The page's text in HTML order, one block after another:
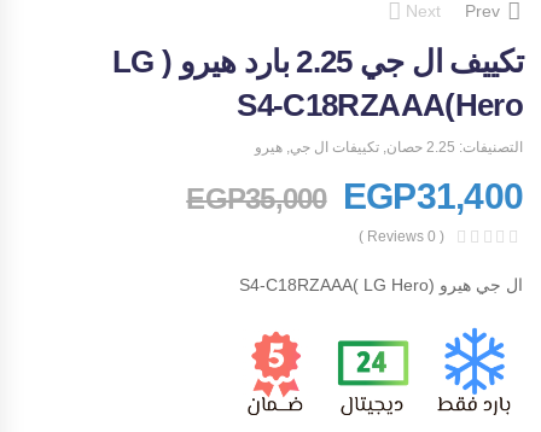
Next
تكييف ال جي 2.25 بارد هيرو ( LG
Hero)S4-C18RZAAA
التصنيفات: 2.25 حصان , تكييفات ال جي, هيرو
EGP31,400
EGP35,000
( 0 Reviews )
ال جي هيرو (LG Hero )S4-C18RZAAA